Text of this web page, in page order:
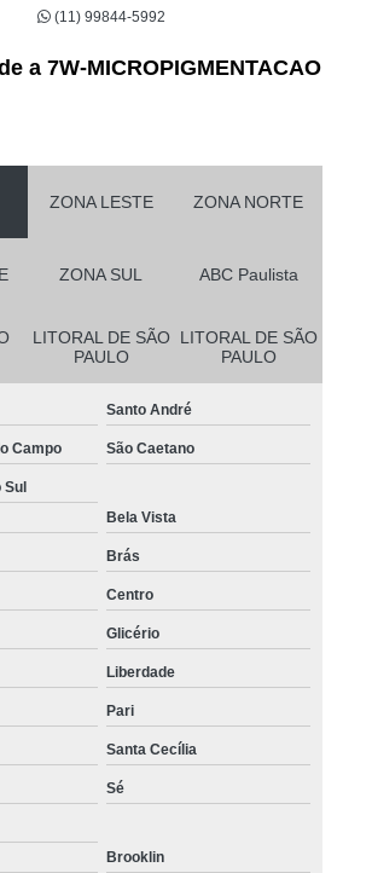
(11) 99844-5992
a 7W-MICROPIGMENTACAO
ZONA LESTE ZONA NORTE
ZONA SUL ABC Paulista
LITORAL DE SÃO
PAULO
LITORAL DE SÃO
PAULO
Santo André
Campo São Caetano
Sul
Bela Vista
Brás
Centro
Glicério
Liberdade
Pari
Santa Cecília
Sé
Brooklin